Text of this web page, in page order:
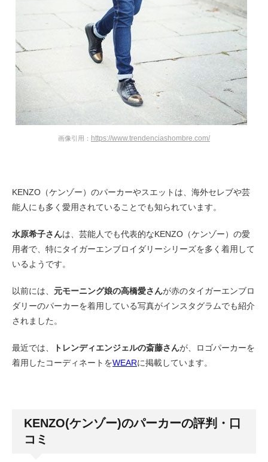
画像引用： https://www.trendenciashombre.com/
KENZO（ケンゾー）のパーカーやスエットは、海外セレブや芸
能人にも多く愛用されていることでも知られています。
水原希子さんは、芸能人でも代表的なKENZO（ケンゾー）の愛
用者で、特にタイガーエンブロイダリーシリーズを多く着用して
いるようです。
以前には、 元モーニング娘の高橋愛さんが赤のタイガーエンブロ
ダリーのパーカーを着用している写真がインスタグラムでも紹介
されました。
最近では、 トレンディエンジェルの斎藤さんが、ロゴパーカーを
着用したコーディネートをWEARに掲載しています。
KENZO(ケンゾー)のパーカーの評判・口
コミ